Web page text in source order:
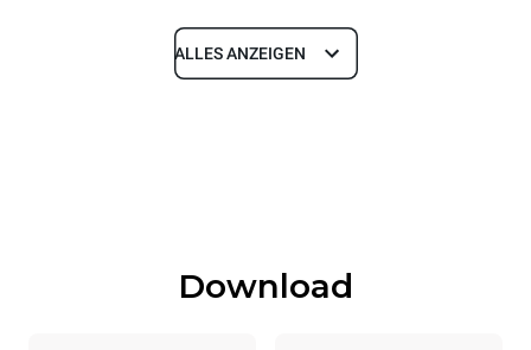
Maße
Spezifikationen der behälter
ALLES ANZEIGEN
Download